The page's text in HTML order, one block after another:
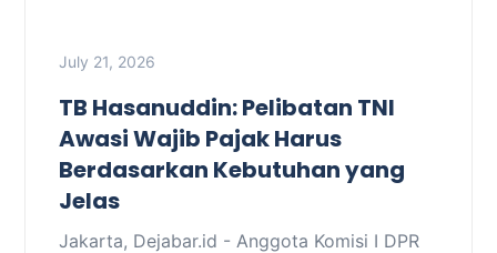
July 21, 2026
TB Hasanuddin: Pelibatan TNI
Awasi Wajib Pajak Harus
Berdasarkan Kebutuhan yang
Jelas
Jakarta, Dejabar.id - Anggota Komisi I DPR